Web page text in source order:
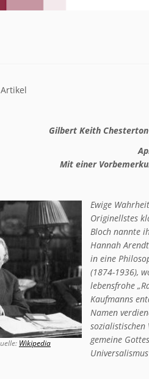
Gilbert Keith
Mit einer
Wikipedia
Ewige
Originellstes
Bloch nannte
Hannah
in eine
(1874-1936),
lebensfrohe
Kaufmanns
Namen
sozialistischen
gemeine